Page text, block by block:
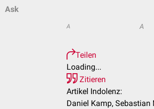
Ask
A A
Teilen
Loading...
Zitieren
Artikel Indolenz:
Daniel Kamp, Sebastian